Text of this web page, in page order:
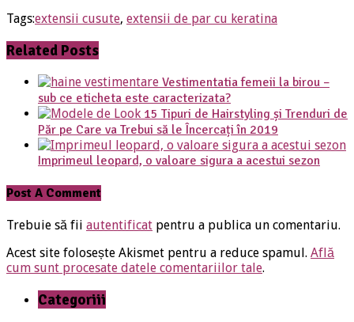
Tags:extensii cusute, extensii de par cu keratina
Related Posts
Vestimentatia femeii la birou –
sub ce eticheta este caracterizata?
15 Tipuri de Hairstyling și Trenduri de
Păr pe Care va Trebui să le Încercați în 2019
Imprimeul leopard, o valoare sigura a acestui sezon
Post A Comment
Trebuie să fii autentificat pentru a publica un comentariu.
Acest site folosește Akismet pentru a reduce spamul. Află
cum sunt procesate datele comentariilor tale.
Categoriii